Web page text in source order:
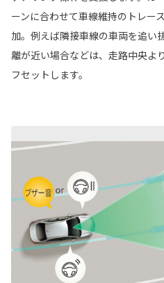
ーンに合わせて車線維持のトレー
加。例えば隣接車線の車両を追い
離が近い場合などは、走路中央よ
フセットします。